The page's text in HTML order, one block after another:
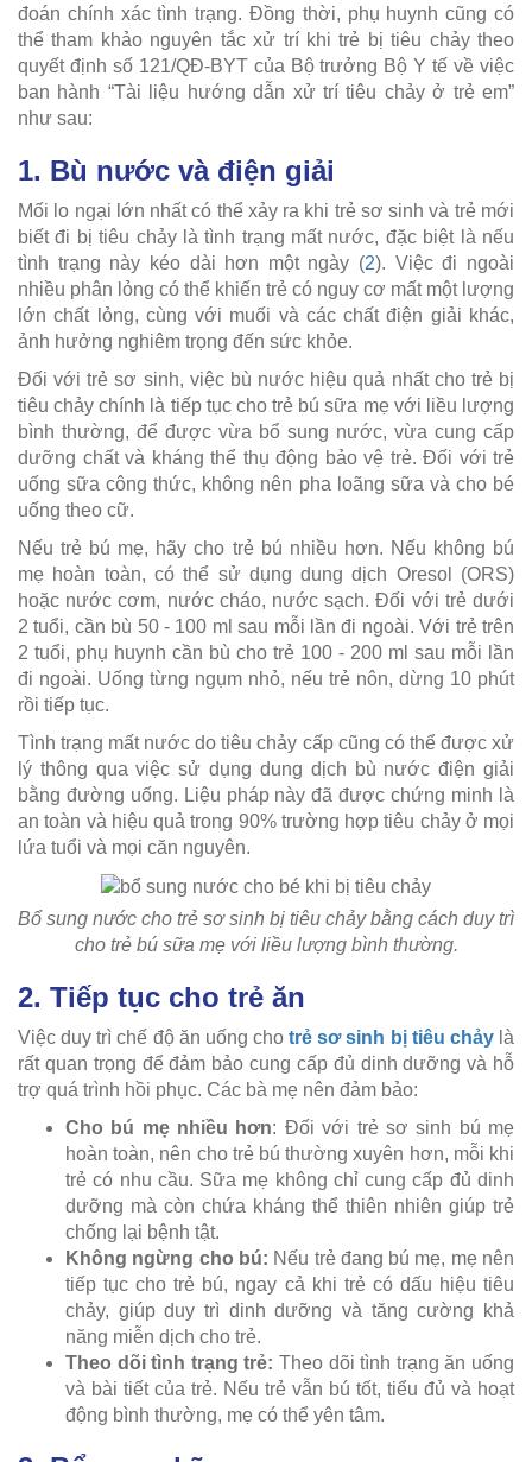
đoán chính xác tình trạng. Đồng thời, phụ huynh cũng có
thể tham khảo nguyên tắc xử trí khi trẻ bị tiêu chảy theo
quyết định số 121/QĐ-BYT của Bộ trưởng Bộ Y tế về việc
ban hành “Tài liệu hướng dẫn xử trí tiêu chảy ở trẻ em”
như sau:
1. Bù nước và điện giải
Mối lo ngại lớn nhất có thể xảy ra khi trẻ sơ sinh và trẻ mới
biết đi bị tiêu chảy là tình trạng mất nước, đặc biệt là nếu
tình trạng này kéo dài hơn một ngày (2). Việc đi ngoài
nhiều phân lỏng có thể khiến trẻ có nguy cơ mất một lượng
lớn chất lỏng, cùng với muối và các chất điện giải khác,
ảnh hưởng nghiêm trọng đến sức khỏe.
Đối với trẻ sơ sinh, việc bù nước hiệu quả nhất cho trẻ bị
tiêu chảy chính là tiếp tục cho trẻ bú sữa mẹ với liều lượng
bình thường, để được vừa bổ sung nước, vừa cung cấp
dưỡng chất và kháng thể thụ động bảo vệ trẻ. Đối với trẻ
uống sữa công thức, không nên pha loãng sữa và cho bé
uống theo cữ.
Nếu trẻ bú mẹ, hãy cho trẻ bú nhiều hơn. Nếu không bú
mẹ hoàn toàn, có thể sử dụng dung dịch Oresol (ORS)
hoặc nước cơm, nước cháo, nước sạch. Đối với trẻ dưới
2 tuổi, cần bù 50 - 100 ml sau mỗi lần đi ngoài. Với trẻ trên
2 tuổi, phụ huynh cần bù cho trẻ 100 - 200 ml sau mỗi lần
đi ngoài. Uống từng ngụm nhỏ, nếu trẻ nôn, dừng 10 phút
rồi tiếp tục.
Tình trạng mất nước do tiêu chảy cấp cũng có thể được xử
lý thông qua việc sử dụng dung dịch bù nước điện giải
bằng đường uống. Liệu pháp này đã được chứng minh là
an toàn và hiệu quả trong 90% trường hợp tiêu chảy ở mọi
lứa tuổi và mọi căn nguyên.
Bổ sung nước cho trẻ sơ sinh bị tiêu chảy bằng cách duy trì
cho trẻ bú sữa mẹ với liều lượng bình thường.
2. Tiếp tục cho trẻ ăn
Việc duy trì chế độ ăn uống chotrẻ sơ sinh bị tiêu chảylà
rất quan trọng để đảm bảo cung cấp đủ dinh dưỡng và hỗ
trợ quá trình hồi phục. Các bà mẹ nên đảm bảo:
Cho bú mẹ nhiều hơn: Đối với trẻ sơ sinh bú mẹ
hoàn toàn, nên cho trẻ bú thường xuyên hơn, mỗi khi
trẻ có nhu cầu. Sữa mẹ không chỉ cung cấp đủ dinh
dưỡng mà còn chứa kháng thể thiên nhiên giúp trẻ
chống lại bệnh tật.
Không ngừng cho bú: Nếu trẻ đang bú mẹ, mẹ nên
tiếp tục cho trẻ bú, ngay cả khi trẻ có dấu hiệu tiêu
chảy, giúp duy trì dinh dưỡng và tăng cường khả
năng miễn dịch cho trẻ.
Theo dõi tình trạng trẻ: Theo dõi tình trạng ăn uống
và bài tiết của trẻ. Nếu trẻ vẫn bú tốt, tiểu đủ và hoạt
động bình thường, mẹ có thể yên tâm.